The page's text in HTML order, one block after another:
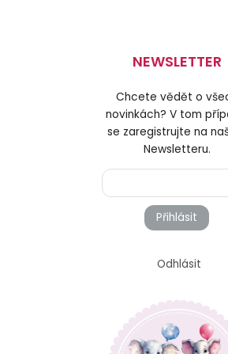
NEWSLETTER
Chcete vědět o
novinkách? V tom
se zaregistrujte na
Newsletteru.
Přihlásit
Odhlásit